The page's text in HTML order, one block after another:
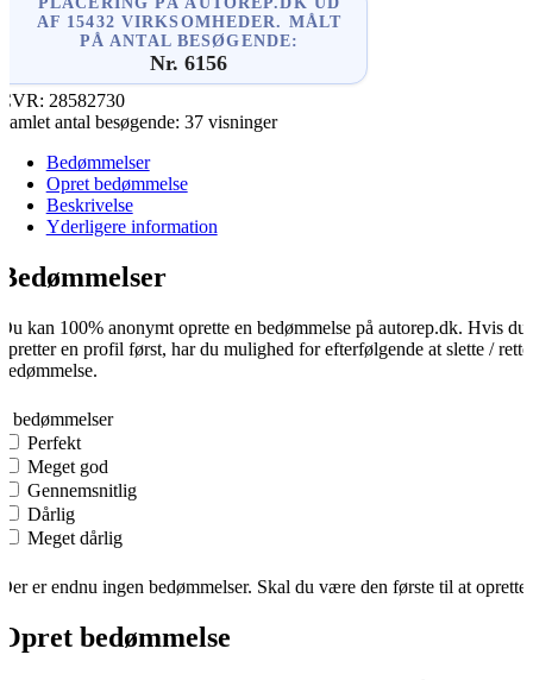
AF 15432 VIRKSOMHEDER. MÅLT
PÅ ANTAL BESØGENDE:
Nr. 6156
28582730
antal besøgende: 37 visninger
Bedømmelser
Opret bedømmelse
Beskrivelse
Yderligere information
kan 100% anonymt oprette en bedømmelse på autorep.dk. Hvis du
en profil først, har du mulighed for efterfølgende at slette /
bedømmelser
Perfekt
Meget god
Gennemsnitlig
Dårlig
Meget dårlig
er endnu ingen bedømmelser. Skal du være den første til at oprette
bedømmelse